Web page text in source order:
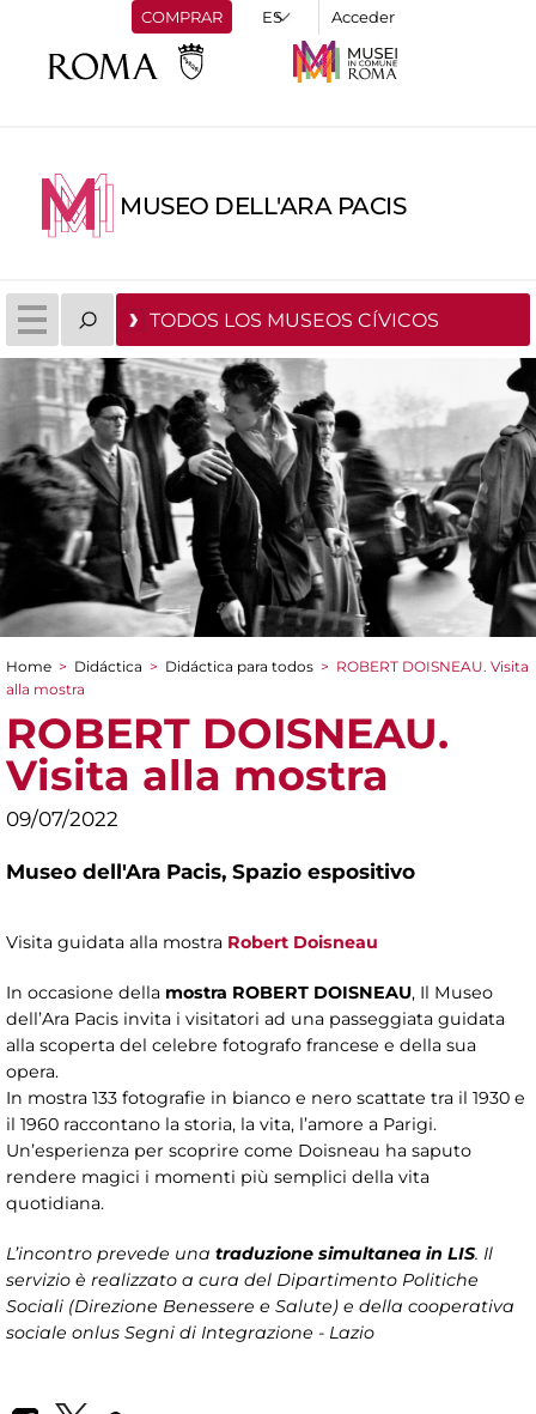
COMPRAR Acceder
MUSEO DELL'ARA PACIS
TODOS LOS MUSEOS CÍVICOS
You are here
Home > Didáctica > Didáctica para todos > ROBERT DOISNEAU. Visita
alla mostra
ROBERT DOISNEAU.
Visita alla mostra
09/07/2022
Museo dell'Ara Pacis, Spazio espositivo
Visita guidata alla mostra Robert Doisneau
In occasione della mostra ROBERT DOISNEAU, Il Museo
dell’Ara Pacis invita i visitatori ad una passeggiata guidata
alla scoperta del celebre fotografo francese e della sua
opera.
In mostra 133 fotografie in bianco e nero scattate tra il 1930 e
il 1960 raccontano la storia, la vita, l’amore a Parigi.
Un’esperienza per scoprire come Doisneau ha saputo
rendere magici i momenti più semplici della vita
quotidiana.
L’incontro prevede una traduzione simultanea in LIS. Il
servizio è realizzato a cura del Dipartimento Politiche
Sociali (Direzione Benessere e Salute) e della cooperativa
sociale onlus Segni di Integrazione - Lazio